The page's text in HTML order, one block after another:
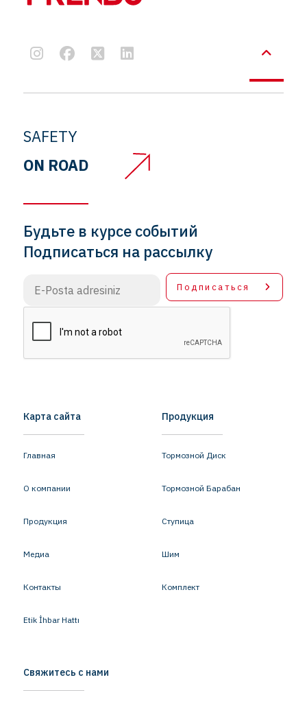
SAFETY
ON ROAD
Будьте в курсе событий
Подписаться на рассылку
Подписаться
Карта сайта
Главная
О компании
Продукция
Медиа
Контакты
Etik İhbar Hattı
Продукция
Тормозной Диск
Тормозной Барабан
Ступица
Шим
Комплект
Свяжитесь с нами